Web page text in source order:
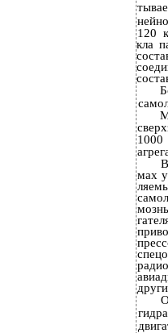
120
кла­
1000
мах